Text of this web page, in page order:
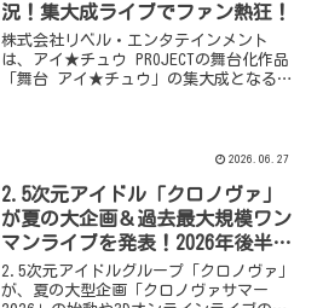
況！集大成ライブでファン熱狂！
株式会社リベル・エンタテインメント
は、アイ★チュウ PROJECTの舞台化作品
「舞台 アイ★チュウ」の集大成となるラ
ットが全31曲を披露し、前売りチケット
れ、その模様は動画配信サービスSPWNで
も楽しめます。
2026.06.27
2.5次元アイドル「クロノヴァ」
が夏の大企画＆過去最大規模ワン
マンライブを発表！2026年後半も
目が離せない！
2.5次元アイドルグループ「クロノヴァ」
が、夏の大型企画「クロノヴァサマー